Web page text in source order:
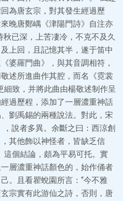
為唐玄宗，對其發生經過歷
晚唐鄭嵎《津陽門詩》自注亦
秋已深，上苦凄冷，不克不及久
上回，且記憶其半，遂于笛中
婆羅門曲》，與其音調相符，
述所進曲作其腔，而名《霓裳
細致，并將此曲由楊敬述制作呈
過歷程，添加了一層濃重神話
劉禹錫的兩種說法。對此，宋
，說者多異。余斷之曰：西涼創
其他飾以神怪者，皆缺乏信
這個結論，頗為平易可托。實
層濃重神話顏色的，始作俑者
。且看瞿蛻園所言：“今不雅
宗實有此游仙之詩，否則，唐